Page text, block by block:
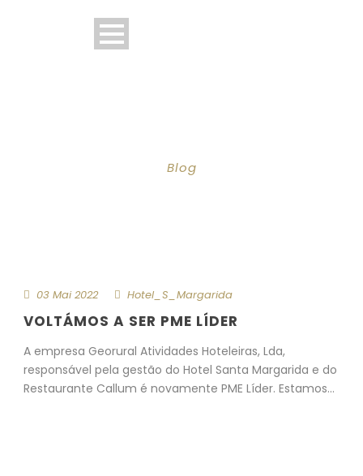
Blog
03 Mai 2022 Hotel_S_Margarida
VOLTÁMOS A SER PME LÍDER
A empresa Georural Atividades Hoteleiras, Lda,
responsável pela gestão do Hotel Santa Margarida e do
Restaurante Callum é novamente PME Líder. Estamos...